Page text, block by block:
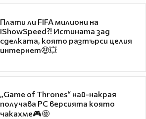
Плати ли FIFA милиони на
IShowSpeed?! Истината зад
сделката, която разтърси целия
интернет🤑💥
„Game of Thrones“ най-накрая
получава PC версията която
чакахме🎮🤩